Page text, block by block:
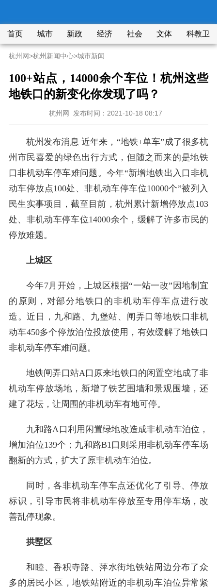
首页 城市 新政 经济 社会 文体 科教卫
杭州网>杭州新闻中心>城市新闻
100+站点，14000余个车位！杭州这些
地铁口的新变化你发现了吗？
杭州网 发布时间：2021-10-18 08:17
杭州发布消息 近年来，“地铁+单车”成了很多杭
州市民喜爱的绿色出行方式，但随之而来的是地铁
口非机动车停车难问题。今年“新增地铁出入口非机
动车停放点100处、非机动车停车位10000个”被列入
民生实事项目，截至目前，杭州累计新增停放点103
处、非机动车停车位14000余个，缓解了许多市民的
停放难题。
上城区
今年7月开始，上城区根据“一站一改”因地制宜
的原则，对部分地铁口的非机动车停车点进行改
造。近日，九和路、九堡站、闸弄口等地铁口非机
动车450多个停放泊位投放使用，有效缓解了地铁口
非机动车停车难问题。
地铁闸弄口站A口原来地铁口的闲置空地成了非
机动车停放场地，新增了铁艺围墙和景观围墙，还
建了花坛，让周围的非机动车有地可停。
九和路A口利用闲置绿地改造成非机动车泊位，
增加泊位139个；九和路B1口则采用非机动车停车场
翻新的方式，扩大了原非机动车泊位。
同时，各非机动车停车点还优化了引导、停放
标识，引导市民将非机动车停放至专用停车场，改
善乱停现象。
拱墅区
和睦、香积寺路、萍水街地铁站周边分布了众
多的居民小区，地铁站附近的非机动车泊位异常紧